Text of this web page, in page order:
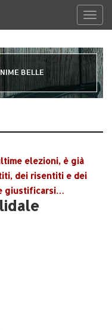
BELLE
elezioni, è già
dei risentiti e dei
giustificarsi…